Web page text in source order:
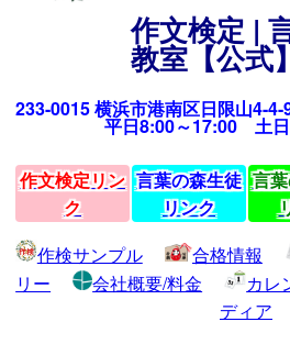
作文検定 |
教室【公式
233-0015 横浜市港南区日限山4-
平日8:00～17:00 土
作文検定リン
ク
言葉の森生徒
リンク
言
作検サンプル
合格情報
リー
会社概要/料金 カレ
ディア